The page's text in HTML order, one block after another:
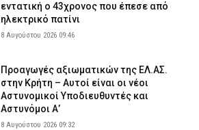
εντατική ο 43χρονος που έπεσε από
ηλεκτρικό πατίνι
8 Αυγούστου 2026 09:46
Προαγωγές αξιωματικών της ΕΛ.ΑΣ.
στην Κρήτη – Αυτοί είναι οι νέοι
Αστυνομικοί Υποδιευθυντές και
Αστυνόμοι Α’
8 Αυγούστου 2026 09:32